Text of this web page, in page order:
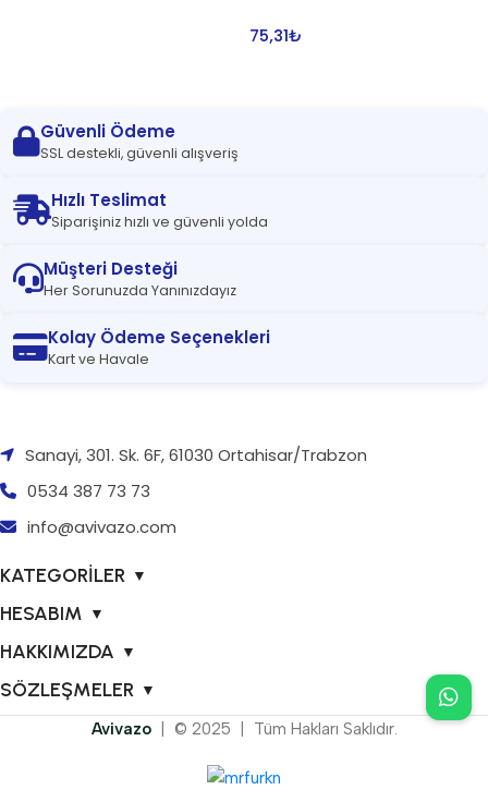
75,31₺
Güvenli Ödeme
SSL destekli, güvenli alışveriş
Hızlı Teslimat
Siparişiniz hızlı ve güvenli yolda
Müşteri Desteği
Her Sorunuzda Yanınızdayız
Kolay Ödeme Seçenekleri
Kart ve Havale
Sanayi, 301. Sk. 6F, 61030 Ortahisar/Trabzon
0534 387 73 73
info@avivazo.com
KATEGORİLER ▼
HESABIM ▼
HAKKIMIZDA ▼
SÖZLEŞMELER ▼
Avivazo | © 2025 | Tüm Hakları Saklıdır.